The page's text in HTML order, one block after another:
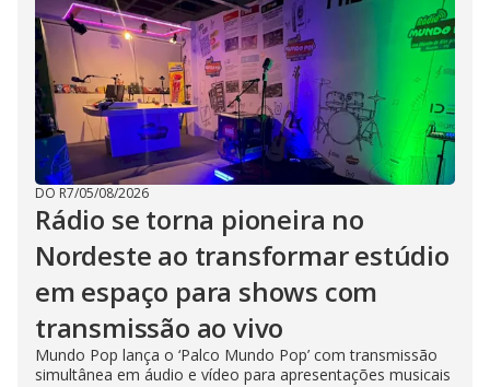
DO R7/05/08/2026
Rádio se torna pioneira no
Nordeste ao transformar estúdio
em espaço para shows com
transmissão ao vivo
Mundo Pop lança o ‘Palco Mundo Pop’ com transmissão
simultânea em áudio e vídeo para apresentações musicais